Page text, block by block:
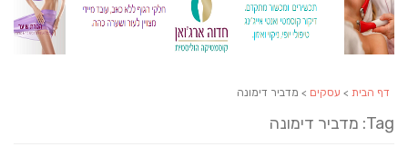
דף הבית > עסקים > מדביר דימונה
Tag: מדביר דימונה